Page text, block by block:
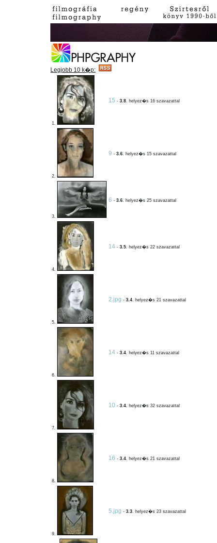
Legjobb 10 k�p:
1.
15 -3.8. helyez�s 16 szavazattal
2.
9 -3.6. helyez�s 15 szavazattal
3.
6 -3.6. helyez�s 25 szavazattal
4.
14 -3.5. helyez�s 22 szavazattal
5.
2.jpg -3.4. helyez�s 21 szavazattal
6.
14 -3.4. helyez�s 11 szavazattal
7.
10 -3.4. helyez�s 32 szavazattal
8.
16 -3.4. helyez�s 21 szavazattal
9.
5.jpg -3.3. helyez�s 23 szavazattal